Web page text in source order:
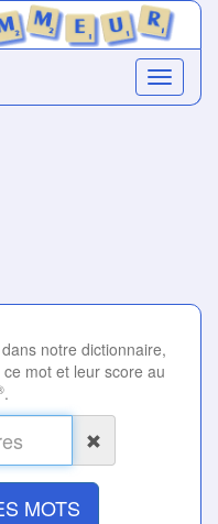
notre dictionnaire,
mot et leur score au
.
MOTS